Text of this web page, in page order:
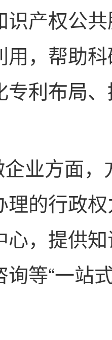
识产权公
用，帮助
专利布局
业方面
理的行政
心，提供
等“一站